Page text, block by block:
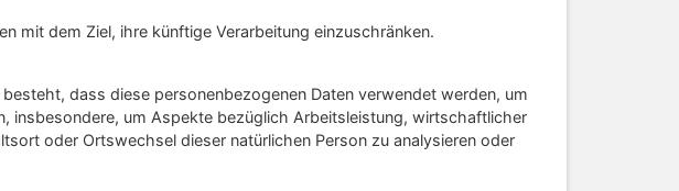
mit dem Ziel, ihre künftige Verarbeitung einzuschränken.
dass diese personenbezogenen Daten verwendet werden, um
insbesondere, um Aspekte bezüglich Arbeitsleistung, wirtschaftlicher
oder Ortswechsel dieser natürlichen Person zu analysieren oder